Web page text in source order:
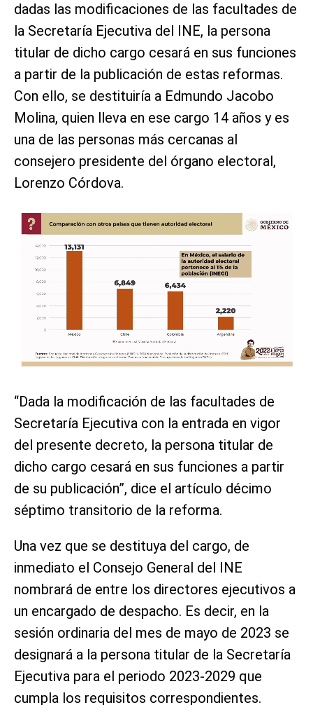
dadas las modificaciones de las facultades de
la Secretaría Ejecutiva del INE, la persona
titular de dicho cargo cesará en sus funciones
a partir de la publicación de estas reformas.
Con ello, se destituiría a Edmundo Jacobo
Molina, quien lleva en ese cargo 14 años y es
una de las personas más cercanas al
consejero presidente del órgano electoral,
Lorenzo Córdova.
“Dada la modificación de las facultades de
Secretaría Ejecutiva con la entrada en vigor
del presente decreto, la persona titular de
dicho cargo cesará en sus funciones a partir
de su publicación”, dice el artículo décimo
séptimo transitorio de la reforma.
Una vez que se destituya del cargo, de
inmediato el Consejo General del INE
nombrará de entre los directores ejecutivos a
un encargado de despacho. Es decir, en la
sesión ordinaria del mes de mayo de 2023 se
designará a la persona titular de la Secretaría
Ejecutiva para el periodo 2023-2029 que
cumpla los requisitos correspondientes.